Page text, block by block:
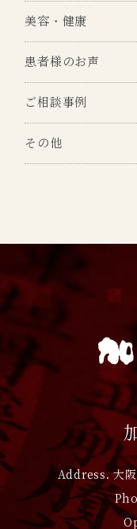
美容・健康
患者様のお声
ご相談事例
その他
Address. 大